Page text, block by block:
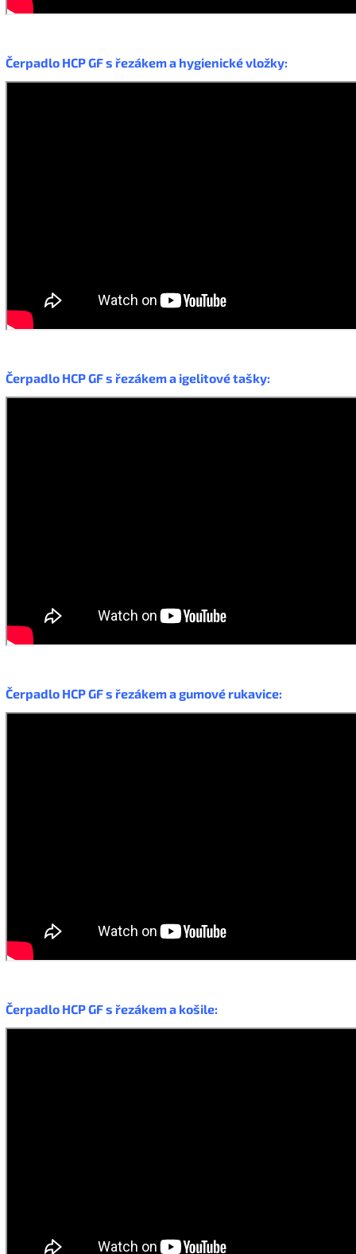
Čerpadlo HCP GF s řezákem a hygienické vložky:
Čerpadlo HCP GF s řezákem a igelitové tašky:
Čerpadlo HCP GF s řezákem a gumové rukavice:
Čerpadlo HCP GF s řezákem a košile: